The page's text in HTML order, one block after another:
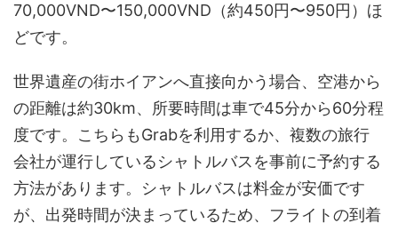
70,000VND〜150,000VND（約450円〜950円）ほ
どです。
世界遺産の街ホイアンへ直接向かう場合、空港から
の距離は約30km、所要時間は車で45分から60分程
度です。こちらもGrabを利用するか、複数の旅行
会社が運行しているシャトルバスを事前に予約する
方法があります。シャトルバスは料金が安価です
が、出発時間が決まっているため、フライトの到着